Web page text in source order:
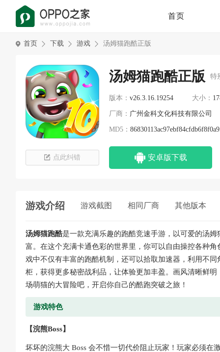
首页
首页 下载 游戏 汤姆猫跑酷正版
点此纠错
汤姆猫跑酷正版 特
版本： v26.3.16.19254 大小：
厂商： 广州金科文化科技有限公司
MD5：
安卓版下载
游戏介绍 游戏截图 相同厂商 其他版本
汤姆猫跑酷是一款充满乐趣的跑酷竞速手游，以可爱的汤
富。在这个充满卡通色彩的世界里，你可以自由操控各种
戏中不仅有丰富的跑酷机制，还可以拾取加速器，利用不
柜，获得更多秘密战利品，让体验更加丰盈。画风清晰鲜
场萌猫的大冒险吧，开启你自己的酷跑突破之旅！
游戏特色
【浣熊Boss】
坏坏的浣熊大 Boss 会不惜一切代价阻止玩家！玩家必须在